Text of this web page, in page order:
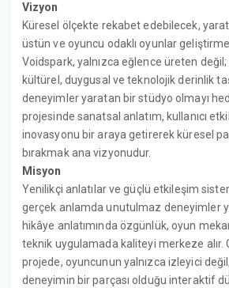
Vizyon
Küresel ölçekte rekabet edebilecek,
üstün ve oyuncu odaklı oyunlar
Voidspark, yalnızca eğlence üreten
kültürel, duygusal ve teknolojik derinlik
deneyimler yaratan bir stüdyo olmayı
projesinde sanatsal anlatım, kullanıcı
inovasyonu bir araya getirerek küresel
bırakmak ana vizyonudur.
Misyon
Yenilikçi anlatılar ve güçlü etkileşim
gerçek anlamda unutulmaz deneyimler
hikâye anlatımında özgünlük, oyun
teknik uygulamada kaliteyi merkeze alır.
projede, oyuncunun yalnızca izleyici
deneyimin bir parçası olduğu interaktif